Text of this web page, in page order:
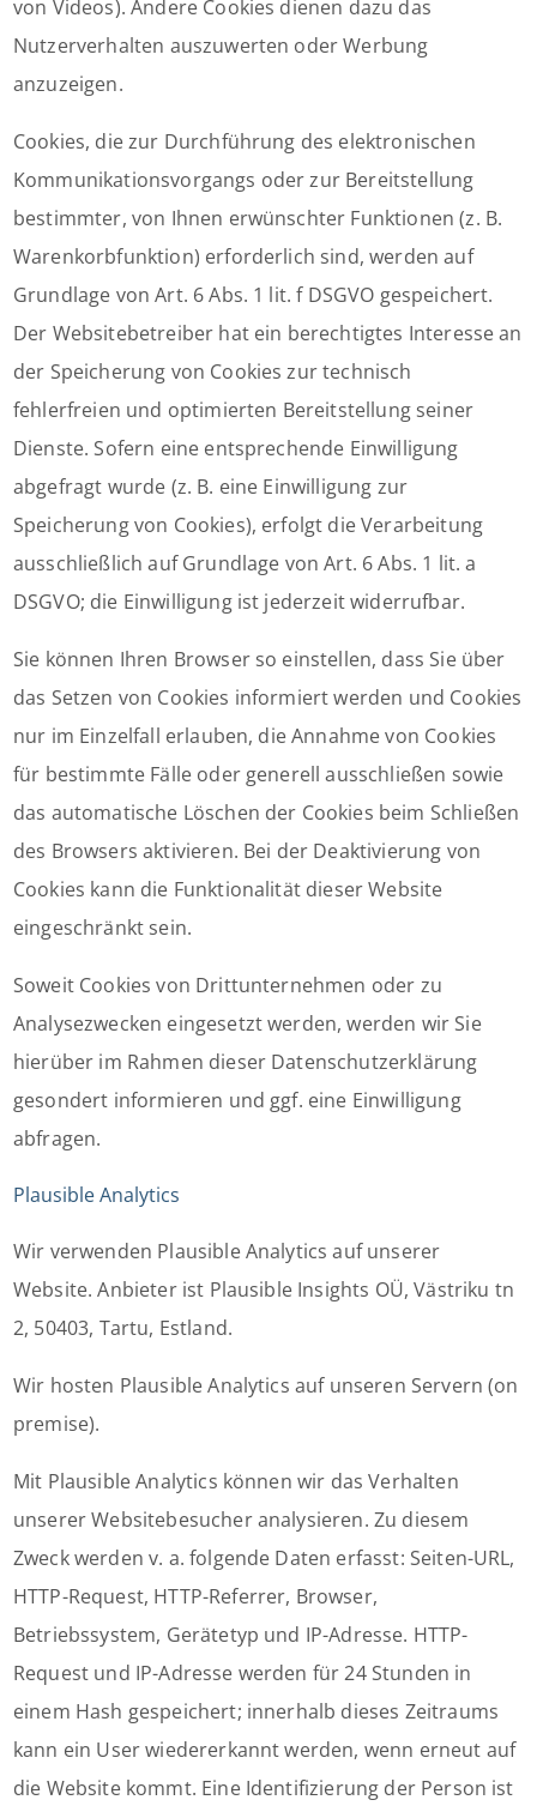
von Videos). Andere Cookies dienen dazu das
Nutzerverhalten auszuwerten oder Werbung
anzuzeigen.
Cookies, die zur Durchführung des elektronischen
Kommunikationsvorgangs oder zur Bereitstellung
bestimmter, von Ihnen erwünschter Funktionen (z. B.
Warenkorbfunktion) erforderlich sind, werden auf
Grundlage von Art. 6 Abs. 1 lit. f DSGVO gespeichert.
Der Websitebetreiber hat ein berechtigtes Interesse an
der Speicherung von Cookies zur technisch
fehlerfreien und optimierten Bereitstellung seiner
Dienste. Sofern eine entsprechende Einwilligung
abgefragt wurde (z. B. eine Einwilligung zur
Speicherung von Cookies), erfolgt die Verarbeitung
ausschließlich auf Grundlage von Art. 6 Abs. 1 lit. a
DSGVO; die Einwilligung ist jederzeit widerrufbar.
Sie können Ihren Browser so einstellen, dass Sie über
das Setzen von Cookies informiert werden und Cookies
nur im Einzelfall erlauben, die Annahme von Cookies
für bestimmte Fälle oder generell ausschließen sowie
das automatische Löschen der Cookies beim Schließen
des Browsers aktivieren. Bei der Deaktivierung von
Cookies kann die Funktionalität dieser Website
eingeschränkt sein.
Soweit Cookies von Drittunternehmen oder zu
Analysezwecken eingesetzt werden, werden wir Sie
hierüber im Rahmen dieser Datenschutzerklärung
gesondert informieren und ggf. eine Einwilligung
abfragen.
Plausible Analytics
Wir verwenden Plausible Analytics auf unserer
Website. Anbieter ist Plausible Insights OÜ, Västriku tn
2, 50403, Tartu, Estland.
Wir hosten Plausible Analytics auf unseren Servern (on
premise).
Mit Plausible Analytics können wir das Verhalten
unserer Websitebesucher analysieren. Zu diesem
Zweck werden v. a. folgende Daten erfasst: Seiten-URL,
HTTP-Request, HTTP-Referrer, Browser,
Betriebssystem, Gerätetyp und IP-Adresse. HTTP-
Request und IP-Adresse werden für 24 Stunden in
einem Hash gespeichert; innerhalb dieses Zeitraums
kann ein User wiedererkannt werden, wenn erneut auf
die Website kommt. Eine Identifizierung der Person ist